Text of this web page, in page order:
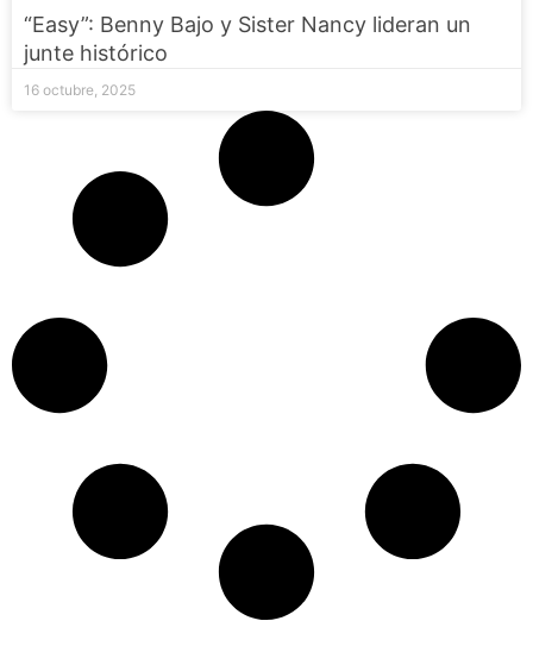
“Easy”: Benny Bajo y Sister Nancy lideran un
junte histórico
16 octubre, 2025